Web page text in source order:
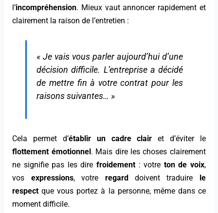
l’incompréhension. Mieux vaut annoncer rapidement et
clairement la raison de l’entretien :
« Je vais vous parler aujourd’hui d’une
décision difficile. L’entreprise a décidé
de mettre fin à votre contrat pour les
raisons suivantes… »
Cela permet d’établir un cadre clair et d’éviter le
flottement émotionnel . Mais dire les choses clairement
ne signifie pas les dire froidement: votre ton de voix,
vos expressions, votre regard doivent traduire
le
respectque vous portez à la personne, même dans ce
moment difficile.